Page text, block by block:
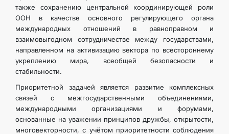
также сохранению центральной координирующей роли
ООН в качестве основного регулирующего органа
международных отношений в равноправном и
взаимовыгодном сотрудничестве между государствами,
направленном на активизацию вектора по всестороннему
укреплению мира, всеобщей безопасности и
стабильности.
Приоритетной задачей является развитие комплексных
связей с межгосударственными объединениями,
международными организациями и форумами,
основанные на уважении принципов дружбы, открытости,
многовекторности, с учётом приоритетности соблюдения